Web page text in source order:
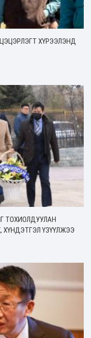
ХҮРЭЭЛЭНД
ТОХИОЛДУУЛАН
ҮЗҮҮЛЖЭЭ